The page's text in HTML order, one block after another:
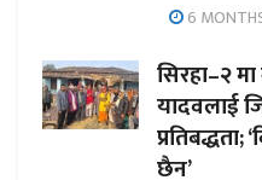
6
सिरहा–२
यादवलाई
छैन’